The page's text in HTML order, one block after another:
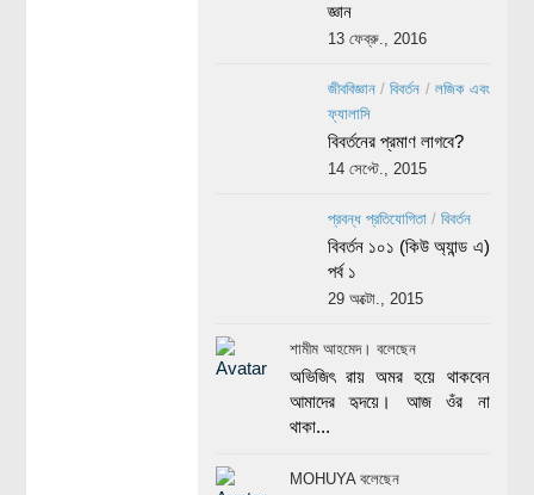
জ্ঞান
13 ফেব্রু., 2016
জীববিজ্ঞান/বিবর্তন /লজিক এবং
ফ্যালাসি
বিবর্তনের প্রমাণ লাগবে?
14 সেপ্টে., 2015
প্রবন্ধ প্রতিযোগিতা/ বিবর্তন
বিবর্তন ১০১ (কিউ অ্যান্ড এ)
পর্ব ১
29 অক্টো., 2015
শামীম আহমেদ। বলেছেন
অভিজিৎ রায় অমর হয়ে থাকবেন
আমাদের হৃদয়ে। আজ ওঁর না
থাকা...
MOHUYA বলেছেন